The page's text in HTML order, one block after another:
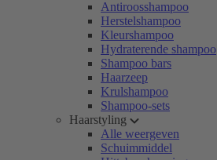
Antiroosshampoo
Herstelshampoo
Kleurshampoo
Hydraterende shampoo
Shampoo bars
Haarzeep
Krulshampoo
Shampoo-sets
Haarstyling
Alle weergeven
Schuimmiddel